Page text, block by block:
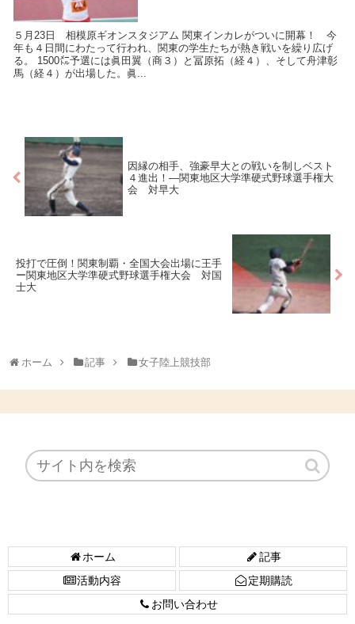
５月23日 相模原ギオンスタジアム 関東インカレがついに開幕！ 今
年も４日間にわたって行われ、関東の学生たちが熱き戦いを繰り広げ
る。 1500㍍予選には眞田翼（商３）と冨原拓（経４）、そして舟津彰
馬（経４）が出場した。眞...
因縁の相手、強豪早大との戦いを制しベスト
４進出！―関東地区大学準硬式野球選手権大
会 対早大
投打で圧倒！関東制覇・全国大会出場に王手
ー関東地区大学準硬式野球選手権大会 対国
士大
ホーム 記事 女子陸上競技部
ホーム
記事
活動内容
定期購読
お問い合わせ